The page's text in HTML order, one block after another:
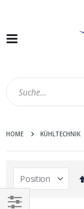
Navigation
HOME KÜHLTECHNIK